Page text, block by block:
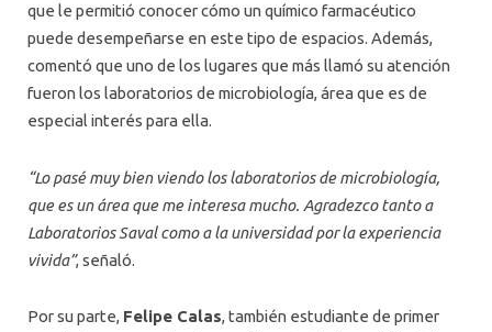
que le permitió conocer cómo un químico farmacéutico
puede desempeñarse en este tipo de espacios. Además,
comentó que uno de los lugares que más llamó su atención
fueron los laboratorios de microbiología, área que es de
especial interés para ella.
“Lo pasé muy bien viendo los laboratorios de microbiología,
que es un área que me interesa mucho. Agradezco tanto a
Laboratorios Saval como a la universidad por la experiencia
vivida”, señaló.
Por su parte, Felipe Calas, también estudiante de primer